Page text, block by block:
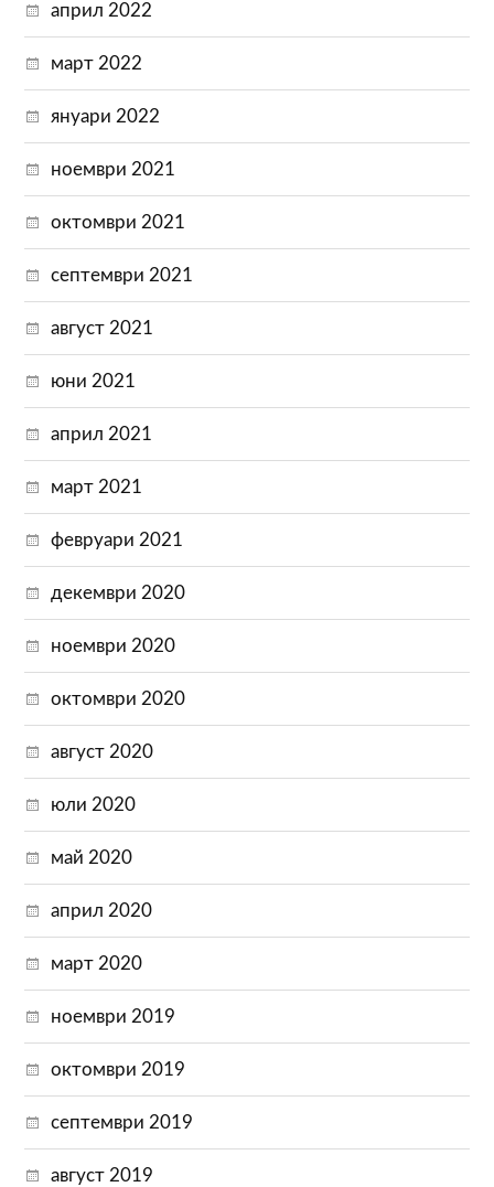
април 2022
март 2022
януари 2022
ноември 2021
октомври 2021
септември 2021
август 2021
юни 2021
април 2021
март 2021
февруари 2021
декември 2020
ноември 2020
октомври 2020
август 2020
юли 2020
май 2020
април 2020
март 2020
ноември 2019
октомври 2019
септември 2019
август 2019